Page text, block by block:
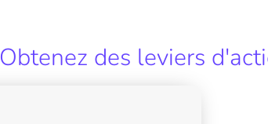
Obtenez des leviers